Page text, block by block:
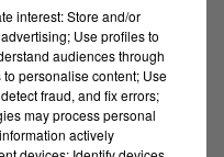
interest: Store and/or
Use profiles to
audiences through
personalise content; Use
fraud, and fix errors;
may process personal
actively